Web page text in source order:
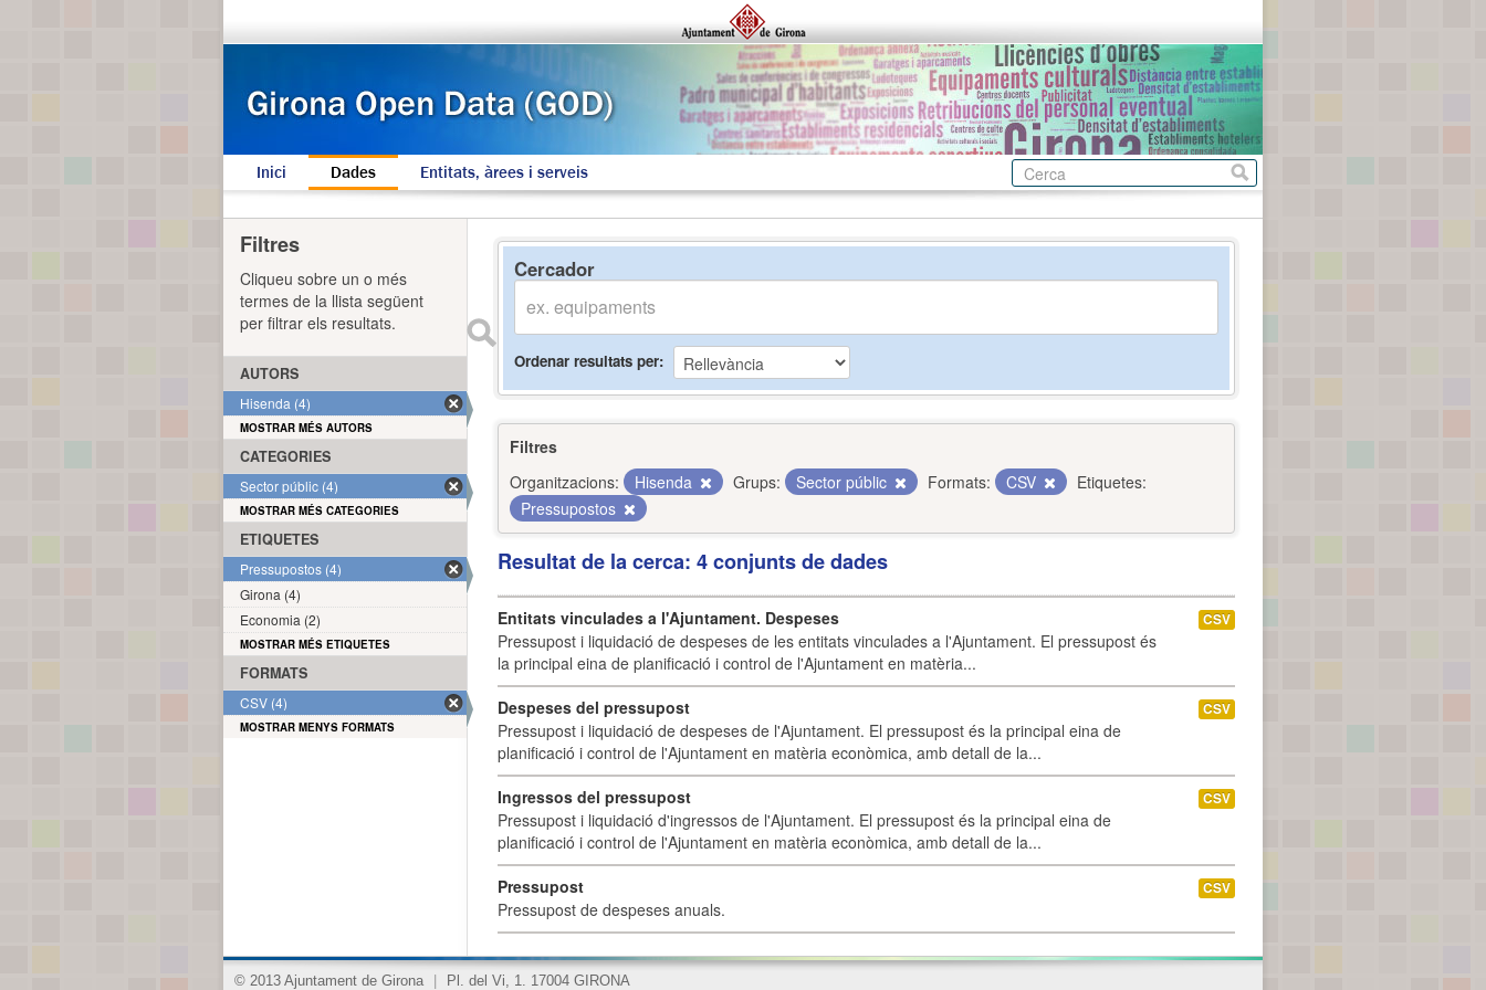
Inici Dades Entitats, àrees i serveis
Cercador
Ordenar resultats per
Filtres
Organitzacions:
Hisenda Grups: Sector públic Formats: CSV
Etiquetes:
Pressupostos
Resultat de la cerca: 4 conjunts de dades
Entitats vinculades a l'Ajuntament. Despeses
Pressupost i liquidació de despeses de les entitats vinculades a l'Ajuntament. El pressupost és
la principal eina de planificació i control de l'Ajuntament en matèria...
CSV
Despeses del pressupost
Pressupost i liquidació de despeses de l'Ajuntament. El pressupost és la principal eina de
planificació i control de l'Ajuntament en matèria econòmica, amb detall de la...
CSV
Ingressos del pressupost
Pressupost i liquidació d'ingressos de l'Ajuntament. El pressupost és la principal eina de
planificació i control de l'Ajuntament en matèria econòmica, amb detall de la...
CSV
Pressupost
Pressupost de despeses anuals.
CSV
Filtres
Cliqueu sobre un o més
termes de la llista següent
per filtrar els resultats.
AUTORS
Hisenda (4)
MOSTRAR MÉS AUTORS
CATEGORIES
Sector públic (4)
MOSTRAR MÉS CATEGORIES
ETIQUETES
Pressupostos (4)
Girona (4)
Economia (2)
MOSTRAR MÉS ETIQUETES
FORMATS
CSV (4)
MOSTRAR MENYS FORMATS
© 2013 Ajuntament de Girona Pl. del Vi, 1. 17004 GIRONA